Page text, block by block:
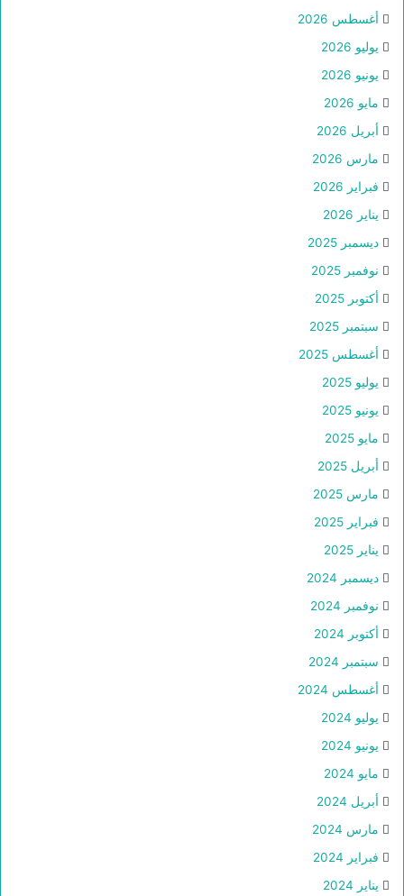
أغسطس 2026
يوليو 2026
يونيو 2026
مايو 2026
أبريل 2026
مارس 2026
فبراير 2026
يناير 2026
ديسمبر 2025
نوفمبر 2025
أكتوبر 2025
سبتمبر 2025
أغسطس 2025
يوليو 2025
يونيو 2025
مايو 2025
أبريل 2025
مارس 2025
فبراير 2025
يناير 2025
ديسمبر 2024
نوفمبر 2024
أكتوبر 2024
سبتمبر 2024
أغسطس 2024
يوليو 2024
يونيو 2024
مايو 2024
أبريل 2024
مارس 2024
فبراير 2024
يناير 2024